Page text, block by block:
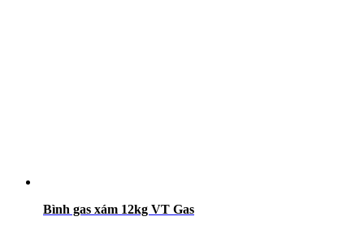
Bình gas xám 12kg VT Gas